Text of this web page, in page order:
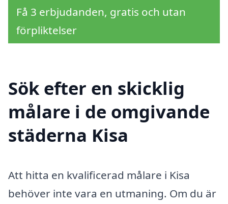
Få 3 erbjudanden, gratis och utan
förpliktelser
Sök efter en skicklig
målare i de omgivande
städerna Kisa
Att hitta en kvalificerad målare i Kisa
behöver inte vara en utmaning. Om du är